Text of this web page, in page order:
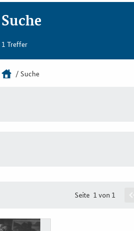
Suche
1 Treffer
Suche
Seite 1 von 1